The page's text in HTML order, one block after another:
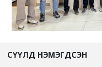
СҮҮЛД НЭМЭГДСЭН